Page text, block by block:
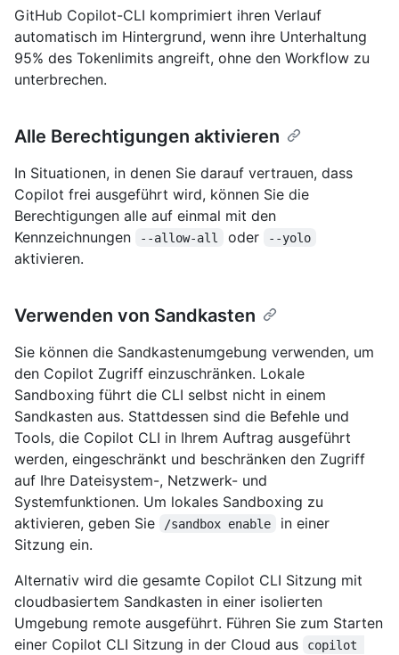
GitHub Copilot-CLI komprimiert ihren Verlauf
automatisch im Hintergrund, wenn ihre Unterhaltung
95% des Tokenlimits angreift, ohne den Workflow zu
unterbrechen.
Alle Berechtigungen aktivieren
In Situationen, in denen Sie darauf vertrauen, dass
Copilot frei ausgeführt wird, können Sie die
Berechtigungen alle auf einmal mit den
Kennzeichnungen
--allow-all oder --yolo
aktivieren.
Verwenden von Sandkasten
Sie können die Sandkastenumgebung verwenden, um
den Copilot Zugriff einzuschränken. Lokale
Sandboxing führt die CLI selbst nicht in einem
Sandkasten aus. Stattdessen sind die Befehle und
Tools, die Copilot CLI in Ihrem Auftrag ausgeführt
werden, eingeschränkt und beschränken den Zugriff
auf Ihre Dateisystem-, Netzwerk- und
Systemfunktionen. Um lokales Sandboxing zu
aktivieren, geben Sie
/sandbox enable
in einer
Sitzung ein.
Alternativ wird die gesamte Copilot CLI Sitzung mit
cloudbasiertem Sandkasten in einer isolierten
Umgebung remote ausgeführt. Führen Sie zum Starten
einer Copilot CLI Sitzung in der Cloud aus
copilot